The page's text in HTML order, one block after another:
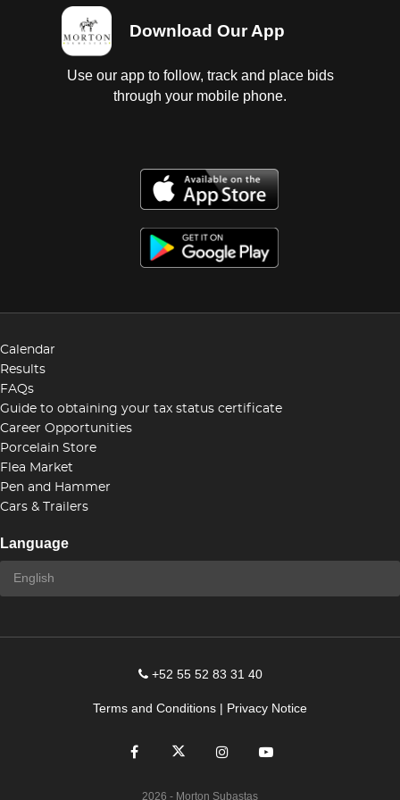
Download Our App
Use our app to follow, track and place bids
through your mobile phone.
Calendar
Results
FAQs
Guide to obtaining your tax status certificate
Career Opportunities
Porcelain Store
Flea Market
Pen and Hammer
Cars & Trailers
Language
+52 55 52 83 31 40
Terms and Conditions | Privacy Notice
2026 - Morton Subastas